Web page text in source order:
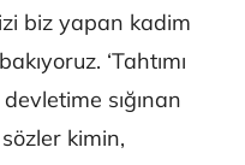
biz yapan kadim
‘Tahtımı
sığınan
kimin,